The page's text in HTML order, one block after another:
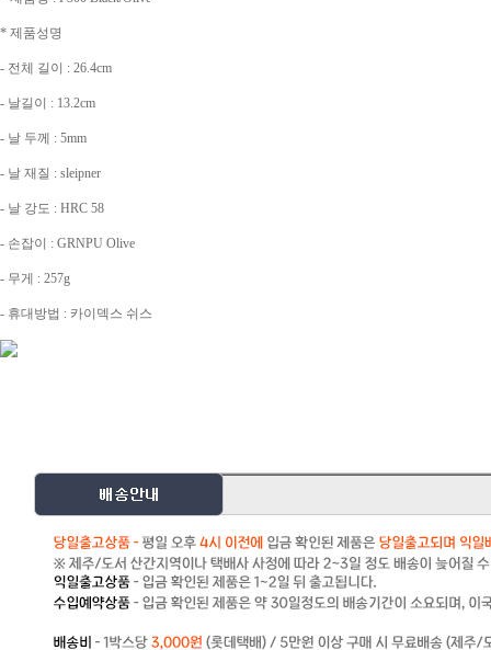
* 제품성명
- 전체 길이 : 26.4cm
- 날길이 : 13.2cm
- 날 두께 : 5mm
- 날 재질 : sleipner
- 날 강도 : HRC 58
- 손잡이 : GRNPU Olive
- 무게 : 257g
- 휴대방법 : 카이덱스 쉬스